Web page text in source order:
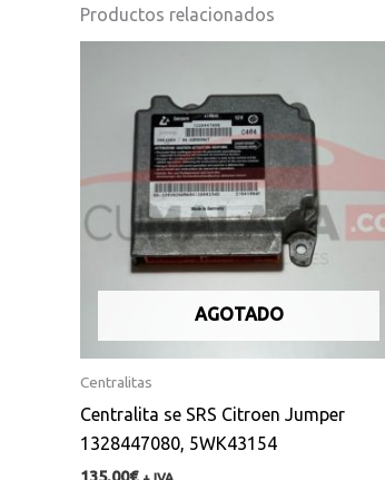
Productos relacionados
AGOTADO
Centralitas
Centralita se SRS Citroen Jumper
1328447080, 5WK43154
135,00€ + IVA